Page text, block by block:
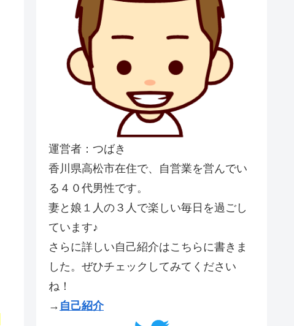
運営者：つばき
香川県高松市在住で、自営業を営んでい
る４０代男性です。
妻と娘１人の３人で楽しい毎日を過ごし
ています♪
さらに詳しい自己紹介はこちらに書きま
した。ぜひチェックしてみてください
ね！
→ 自己紹介